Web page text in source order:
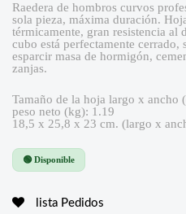
Raedera de hombros curvos
sola pieza, máxima duración.
térmicamente, gran resistencia al
cubo está perfectamente cerrado,
esparcir masa de hormigón,
zanjas.
Tamaño de la hoja largo x ancho
peso neto (kg): 1.19
18,5 x 25,8 x 23 cm. (largo x
🟢 Disponible
lista Pedidos